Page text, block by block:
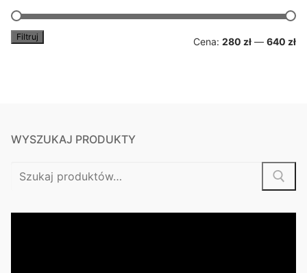
Filtruj Cena: 280 zł — 640 zł
WYSZUKAJ PRODUKTY
Szukaj: